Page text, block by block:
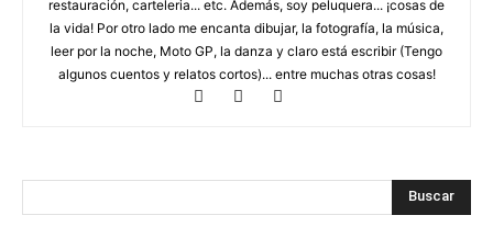
restauración, carteleria... etc. Además, soy peluquera... ¡cosas de
la vida! Por otro lado me encanta dibujar, la fotografía, la música,
leer por la noche, Moto GP, la danza y claro está escribir (Tengo
algunos cuentos y relatos cortos)... entre muchas otras cosas!